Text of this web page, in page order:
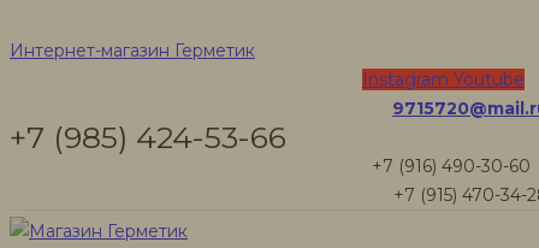
Интернет-магазин Герметик
Instagram Youtube
+7 (985) 424-53-66
+7 (916) 490-30-60
+7 (915) 470-34-
Купить герметик
в Люберцах
Интернет-магазин Герметик